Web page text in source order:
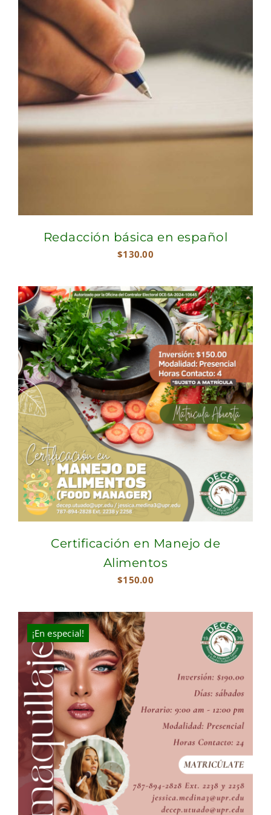
Redacción básica en español
$130.00
Certificación en Manejo de
Alimentos
$150.00
¡En especial!